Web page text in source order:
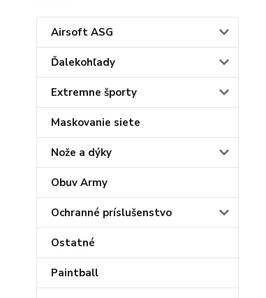
Airsoft ASG
Ďalekohľady
Extremne športy
Maskovanie siete
Nože a dýky
Obuv Army
Ochranné príslušenstvo
Ostatné
Paintball